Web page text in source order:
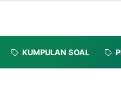
KUMPULAN SOAL